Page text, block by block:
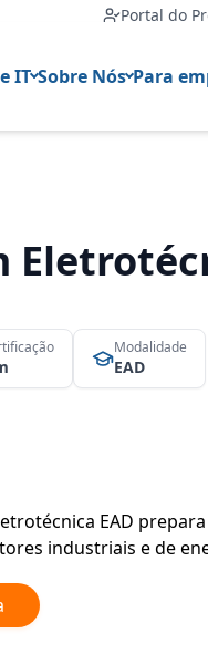
Portal do
IT Sobre Nós Para
Modalidade
EAD
EAD
industriais e de